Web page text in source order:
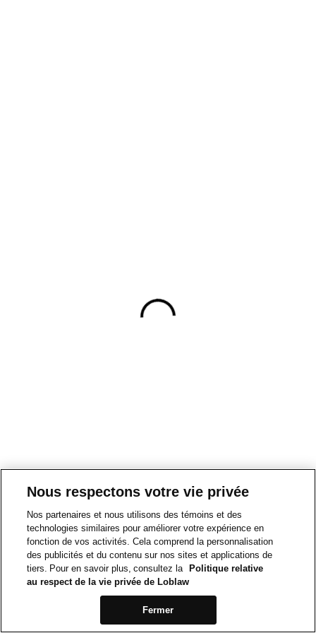
Nous respectons votre vie privée
Nos partenaires et nous utilisons des témoins et des
technologies similaires pour améliorer votre expérience en
fonction de vos activités. Cela comprend la personnalisation
des publicités et du contenu sur nos sites et applications de
tiers. Pour en savoir plus, consultez la
Politique relative
au respect de la vie privée de Loblaw
Fermer